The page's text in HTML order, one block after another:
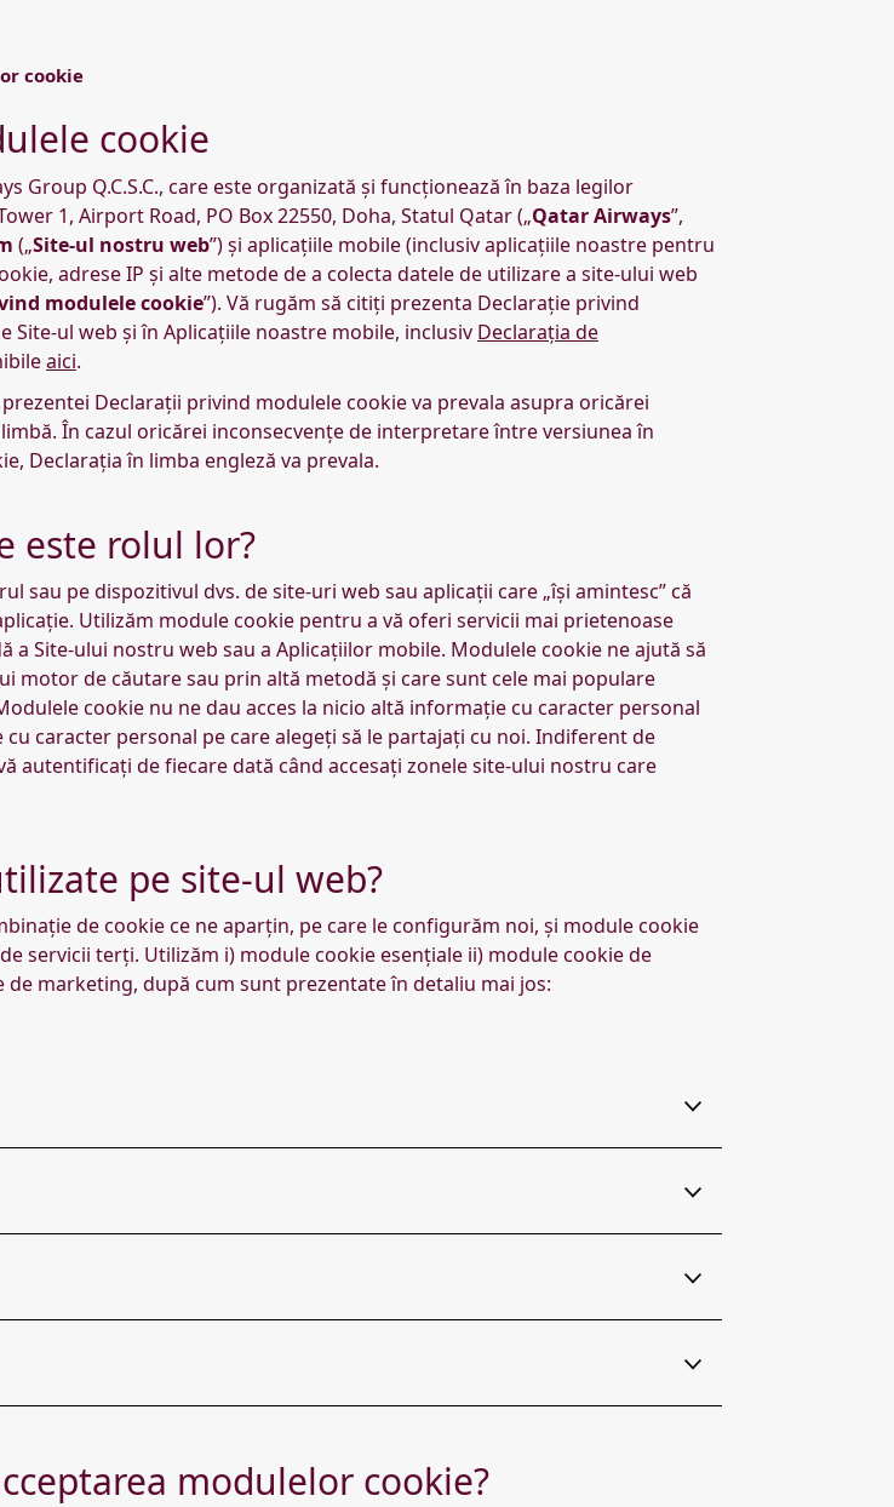
cookie
cookie
Group Q.C.S.C., care este organizată și funcționează în baza legilor
1, Airport Road, PO Box 22550, Doha, Statul Qatar („Qatar Airways”,
(„Site-ul nostru web”) și aplicațiile mobile (inclusiv aplicațiile noastre pentru
adrese IP și alte metode de a colecta datele de utilizare a site-ului web
modulele cookie”). Vă rugăm să citiți prezenta Declarație privind
ul web și în Aplicațiile noastre mobile, inclusiv Declarația de
aici.
Declarații privind modulele cookie va prevala asupra oricărei
În cazul oricărei inconsecvențe de interpretare între versiunea în
Declarația în limba engleză va prevala.
este rolul lor?
sau pe dispozitivul dvs. de site-uri web sau aplicații care „își amintesc” că
Utilizăm module cookie pentru a vă oferi servicii mai prietenoase
Site-ului nostru web sau a Aplicațiilor mobile. Modulele cookie ne ajută să
de căutare sau prin altă metodă și care sunt cele mai populare
cookie nu ne dau acces la nicio altă informație cu caracter personal
caracter personal pe care alegeți să le partajați cu noi. Indiferent de
autentificați de fiecare dată când accesați zonele site-ului nostru care
pe site-ul web?
de cookie ce ne aparțin, pe care le configurăm noi, și module cookie
servicii terți. Utilizăm i) module cookie esențiale ii) module cookie de
marketing, după cum sunt prezentate în detaliu mai jos:
modulelor cookie?